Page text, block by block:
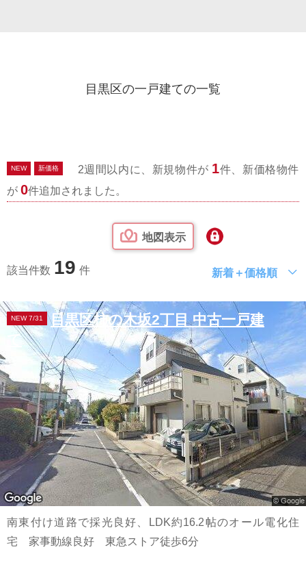
目黒区の一戸建ての一覧
NEW 新価格 2週間以内に、新規物件が 1件、新価格物件
が 0件追加されました。
地図表示
該当件数 19 件 新着＋価格順
NEW 7/31
目黒区柿の木坂2丁目 中古一戸建
て
南東付け道路で採光良好、LDK約16.2帖のオール電化住
宅 家事動線良好 東急ストア徒歩6分